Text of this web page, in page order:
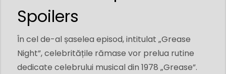
Spoilers
În cel de-al șaselea episod, intitulat „Grease
Night”, celebritățile rămase vor prelua rutine
dedicate celebrului musical din 1978 „Grease”.